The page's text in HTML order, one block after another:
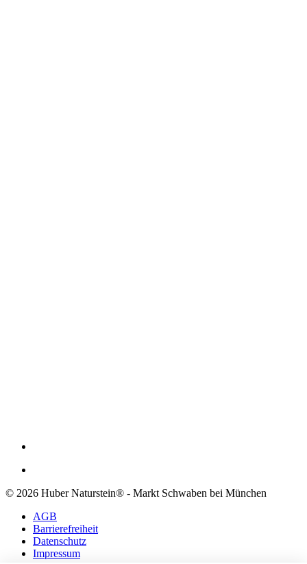
© 2026 Huber Naturstein® - Markt Schwaben bei München
AGB
Barrierefreiheit
Datenschutz
Impressum